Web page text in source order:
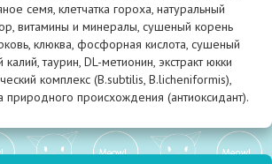
семя, клетчатка гороха, натуральный
витамины и минералы, сушеный корень
клюква, фосфорная кислота, сушеный
таурин, DL-метионин, экстракт юкки
комплекс (B.subtilis, B.licheniformis),
природного происхождения (антиоксидант).